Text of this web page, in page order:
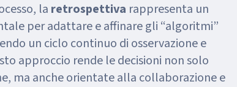
la retrospettiva rappresenta un
per adattare e affinare gli “algoritmi”
un ciclo continuo di osservazione e
approccio rende le decisioni non solo
ma anche orientate alla collaborazione e